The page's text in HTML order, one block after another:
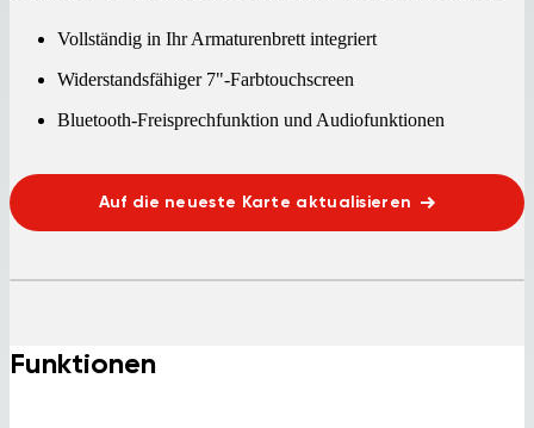
Vollständig in Ihr Armaturenbrett integriert
Widerstandsfähiger 7"-Farbtouchscreen
Bluetooth-Freisprechfunktion und Audiofunktionen
Auf die neueste Karte aktualisieren
Funktionen